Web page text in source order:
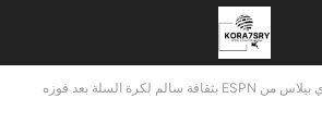
يشيد جاي بيلاس من ESPN بثقافة سالم لكرة السلة بعد فوزه